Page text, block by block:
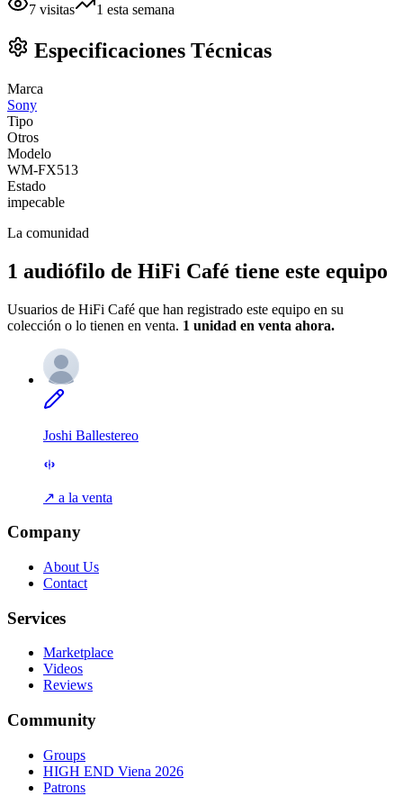
7 visitas 1 esta semana
Especificaciones Técnicas
Marca
Sony
Tipo
Otros
Modelo
WM-FX513
Estado
impecable
La comunidad
1 audiófilo de HiFi Café tiene este equipo
Usuarios de HiFi Café que han registrado este equipo en su
colección o lo tienen en venta. 1 unidad en venta ahora.
Joshi Ballestereo
↗ a la venta
Company
About Us
Contact
Services
Marketplace
Videos
Reviews
Community
Groups
HIGH END Viena 2026
Patrons